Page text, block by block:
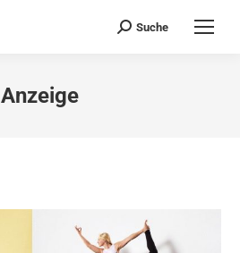
Search:
Suche
Anzeige